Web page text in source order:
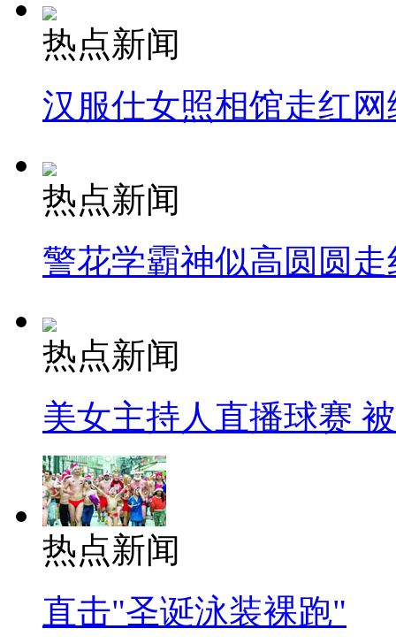
热点新闻
汉服仕女照相馆走红网
热点新闻
警花学霸神似高圆圆走
热点新闻
美女主持人直播球赛
热点新闻
直击"圣诞泳装裸跑"